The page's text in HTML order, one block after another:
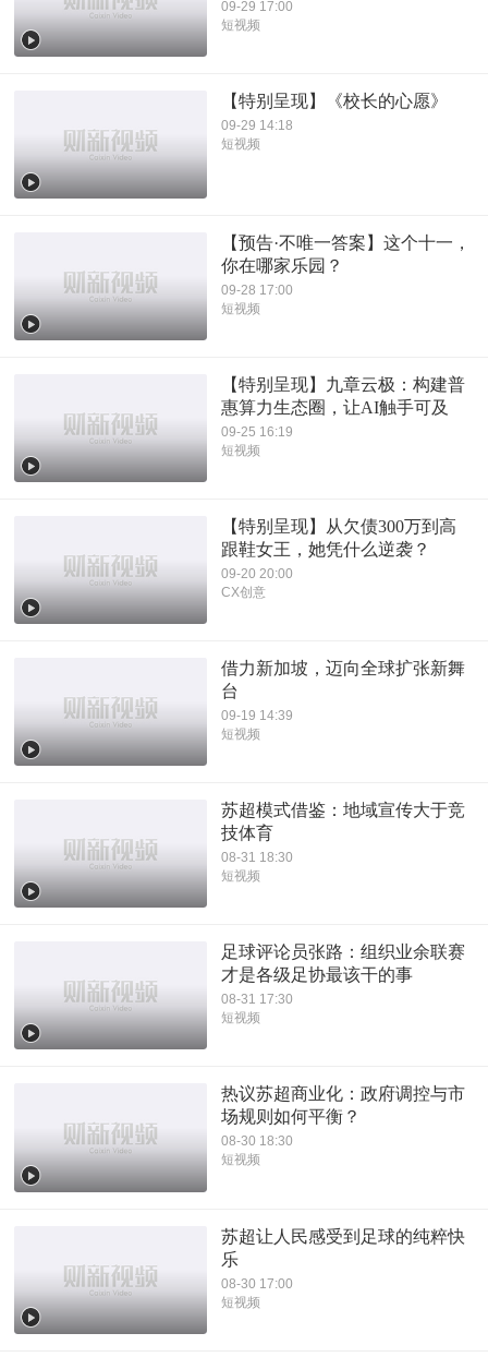
09-29 17:00
短视频
【特别呈现】《校长的心愿》
09-29 14:18
短视频
【预告·不唯一答案】这个十一，
你在哪家乐园？
09-28 17:00
短视频
【特别呈现】九章云极：构建普
惠算力生态圈，让AI触手可及
09-25 16:19
短视频
【特别呈现】从欠债300万到高
跟鞋女王，她凭什么逆袭？
09-20 20:00
CX创意
借力新加坡，迈向全球扩张新舞
台
09-19 14:39
短视频
苏超模式借鉴：地域宣传大于竞
技体育
08-31 18:30
短视频
足球评论员张路：组织业余联赛
才是各级足协最该干的事
08-31 17:30
短视频
热议苏超商业化：政府调控与市
场规则如何平衡？
08-30 18:30
短视频
苏超让人民感受到足球的纯粹快
乐
08-30 17:00
短视频